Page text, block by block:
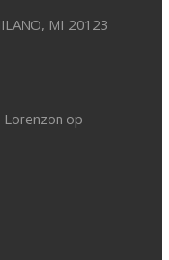
MI 20123
Lorenzon op